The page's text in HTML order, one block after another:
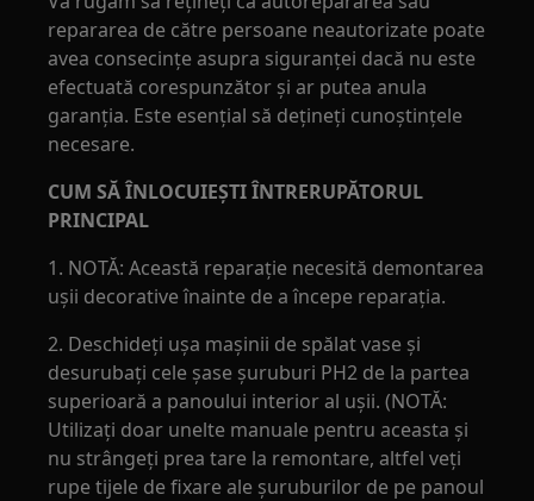
repararea de către persoane neautorizate poate
avea consecințe asupra siguranței dacă nu este
efectuată corespunzător și ar putea anula
garanția. Este esențial să dețineți cunoștințele
necesare.
CUM SĂ ÎNLOCUIEȘTI ÎNTRERUPĂTORUL
PRINCIPAL
1. NOTĂ: Această reparație necesită demontarea
ușii decorative înainte de a începe reparația.
2. Deschideți ușa mașinii de spălat vase și
desurubați cele șase șuruburi PH2 de la partea
superioară a panoului interior al ușii. (NOTĂ:
Utilizați doar unelte manuale pentru aceasta și
nu strângeți prea tare la remontare, altfel veți
rupe tijele de fixare ale șuruburilor de pe panoul